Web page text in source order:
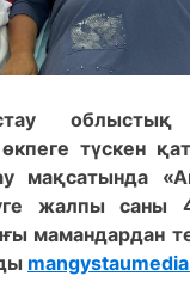
облыстық
түскен
мақсатында
жалпы саны
мамандардан